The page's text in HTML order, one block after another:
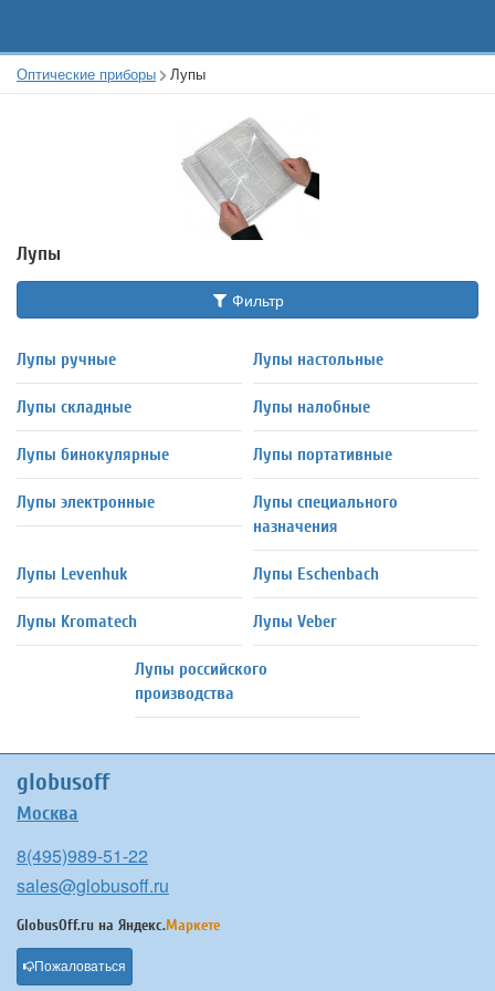
Оптические приборы Лупы
Лупы
Фильтр
Лупы ручные Лупы настольные
Лупы складные Лупы налобные
Лупы бинокулярные Лупы портативные
Лупы электронные
Лупы специального
назначения
Лупы Levenhuk Лупы Eschenbach
Лупы Kromatech Лупы Veber
Лупы российского
производства
globusoff
Москва
8(495)989-51-22
sales@globusoff.ru
GlobusOff.ru на Яндекс.Маркете
Пожаловаться